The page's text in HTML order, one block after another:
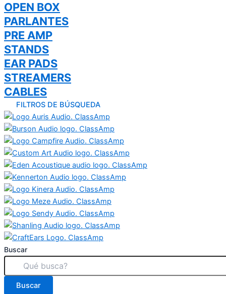
OPEN BOX
PARLANTES
PRE AMP
STANDS
EAR PADS
STREAMERS
CABLES
FILTROS DE BÚSQUEDA
Buscar
Buscar